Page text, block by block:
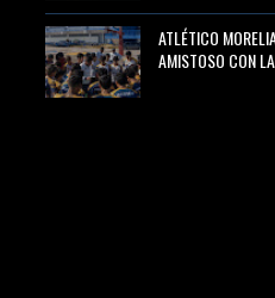
ATLÉTICO
AMISTOSO CON